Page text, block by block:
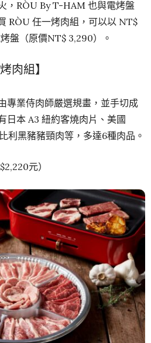
，RÒU By T-HAM 也與電烤盤
RÒU 任一烤肉組，可以以 NT$
盤（原價NT$ 3,290）。
肉組】
專業侍肉師嚴選規畫，並手切成
日本 A3 紐約客燒肉片、美國
利黑豬豬頸肉等，多達6種肉品。
元）